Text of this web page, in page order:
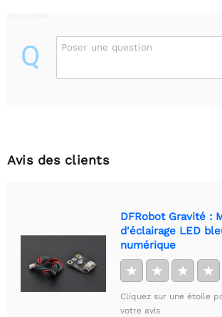
Q Poser une question
Avis des clients
DFRobot Gravité :
d'éclairage LED
numérique
★ ★ ★ ★
Cliquez sur une étoile
votre avis